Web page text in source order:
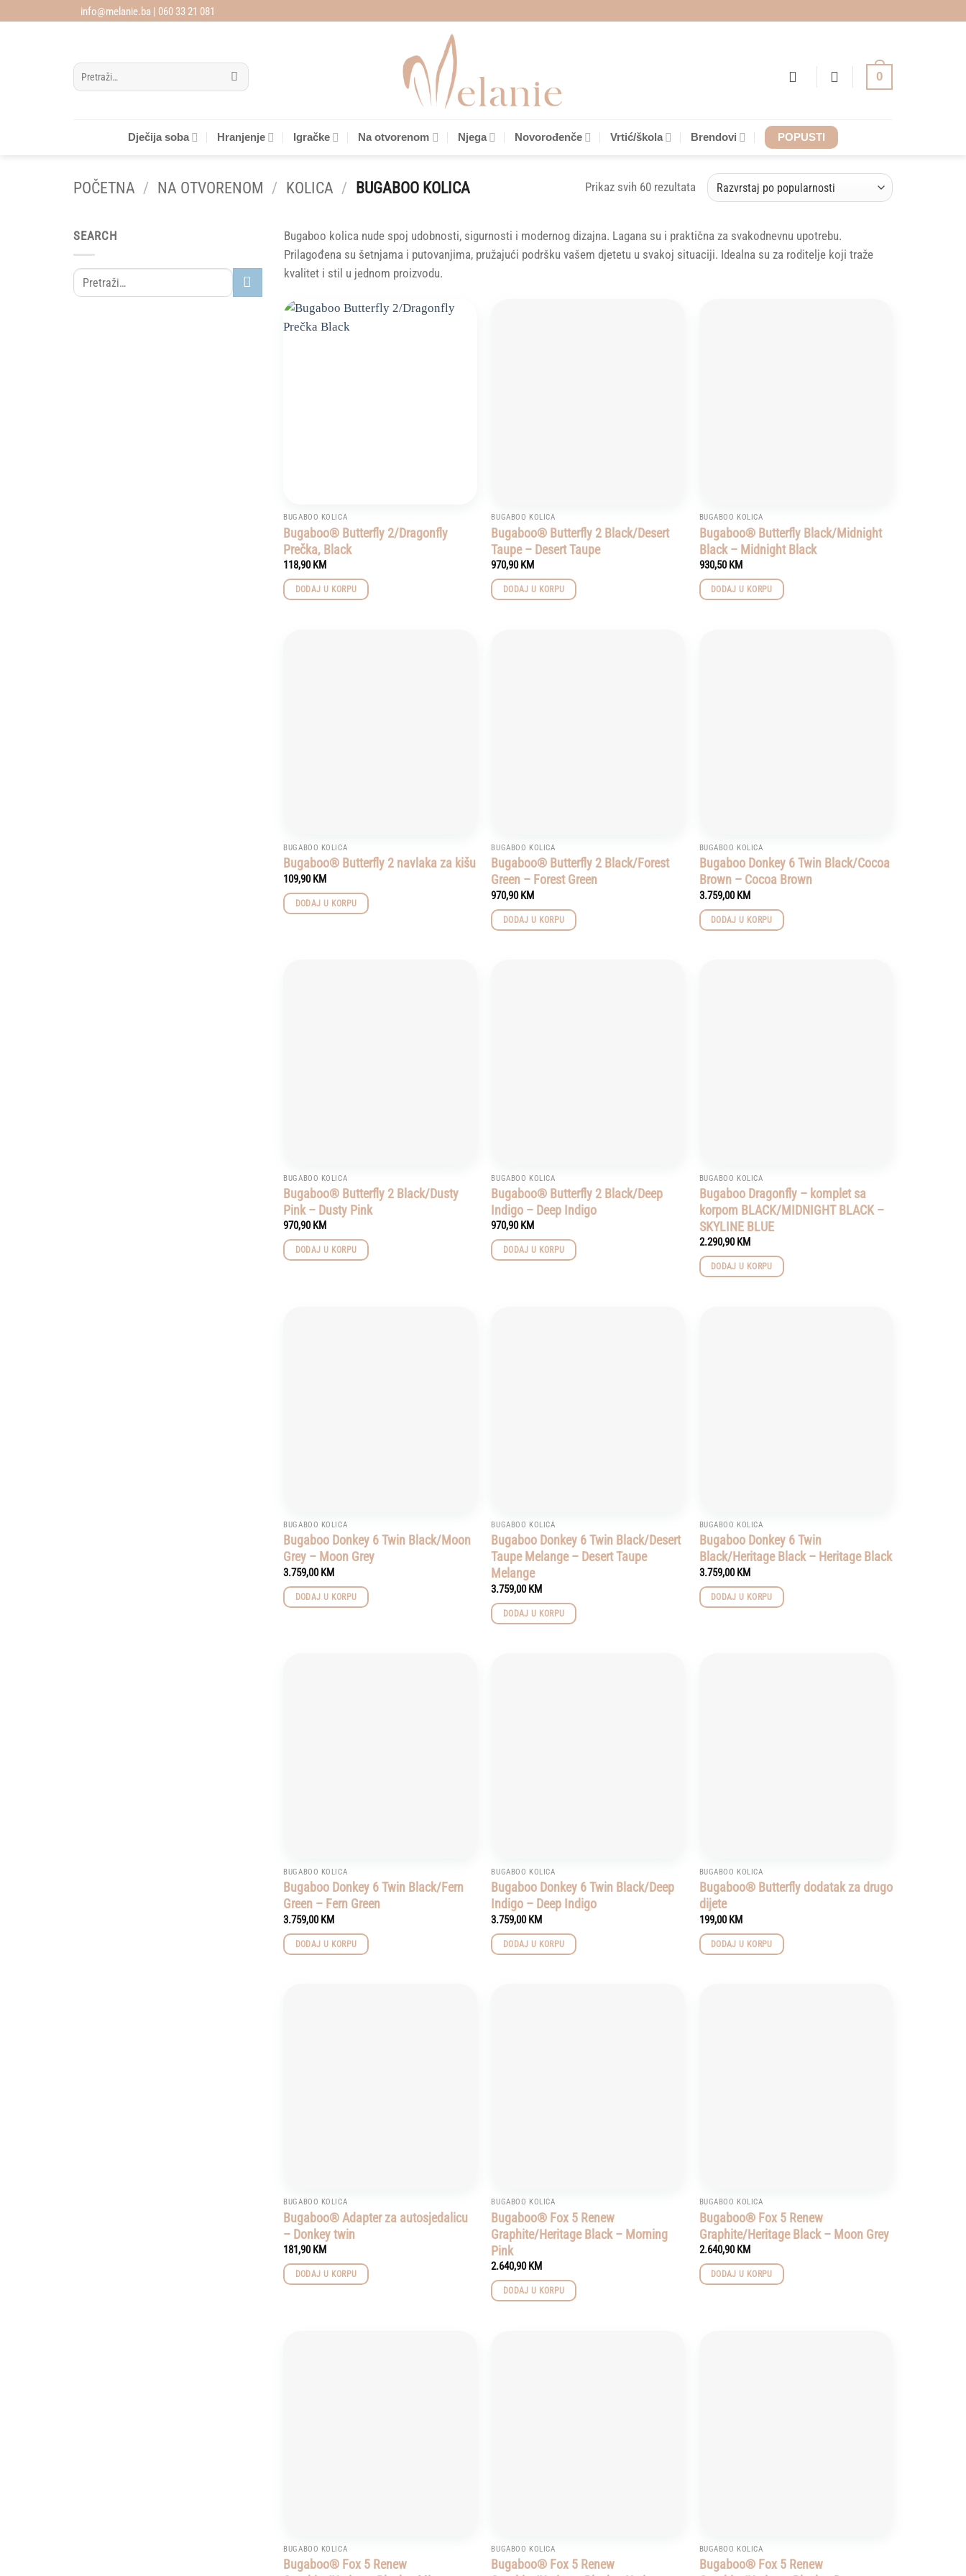
info@melanie.ba | 060 33 21 081
Pretraži:
0
Dječija soba Hranjenje Igračke Na otvorenom Njega Novorođenče Vrtić/škola Brendovi POPUSTI
POČETNA / NA OTVORENOM / KOLICA / BUGABOO KOLICA Prikaz svih 60 rezultataSorted
SEARCH
Bugaboo kolica nude spoj udobnosti, sigurnosti i modernog dizajna. Lagana su i praktična za svakodnevnu upotrebu.
Prilagođena su šetnjama i putovanjima, pružajući podršku vašem djetetu u svakoj situaciji. Idealna su za roditelje koji traže
kvalitet i stil u jednom proizvodu.
BUGABOO KOLICA
Bugaboo® Butterfly 2/Dragonfly
Prečka, Black
118,90KM
DODAJ U KORPU
BUGABOO KOLICA
Bugaboo® Butterfly 2 Black/Desert
Taupe – Desert Taupe
970,90KM
DODAJ U KORPU
BUGABOO KOLICA
Bugaboo® Butterfly Black/Midnight
Black – Midnight Black
930,50KM
DODAJ U KORPU
BUGABOO KOLICA
Bugaboo® Butterfly 2 navlaka za kišu
109,90KM
DODAJ U KORPU
BUGABOO KOLICA
Bugaboo® Butterfly 2 Black/Forest
Green – Forest Green
970,90KM
DODAJ U KORPU
BUGABOO KOLICA
Bugaboo Donkey 6 Twin Black/Cocoa
Brown – Cocoa Brown
3.759,00KM
DODAJ U KORPU
BUGABOO KOLICA
Bugaboo® Butterfly 2 Black/Dusty
Pink – Dusty Pink
970,90KM
DODAJ U KORPU
BUGABOO KOLICA
Bugaboo® Butterfly 2 Black/Deep
Indigo – Deep Indigo
970,90KM
DODAJ U KORPU
BUGABOO KOLICA
Bugaboo Dragonfly – komplet sa
korpom BLACK/MIDNIGHT BLACK –
SKYLINE BLUE
2.290,90KM
DODAJ U KORPU
BUGABOO KOLICA
Bugaboo Donkey 6 Twin Black/Moon
Grey – Moon Grey
3.759,00KM
DODAJ U KORPU
BUGABOO KOLICA
Bugaboo Donkey 6 Twin Black/Desert
Taupe Melange – Desert Taupe
Melange
3.759,00KM
DODAJ U KORPU
BUGABOO KOLICA
Bugaboo Donkey 6 Twin
Black/Heritage Black – Heritage Black
3.759,00KM
DODAJ U KORPU
BUGABOO KOLICA
Bugaboo Donkey 6 Twin Black/Fern
Green – Fern Green
3.759,00KM
DODAJ U KORPU
BUGABOO KOLICA
Bugaboo Donkey 6 Twin Black/Deep
Indigo – Deep Indigo
3.759,00KM
DODAJ U KORPU
BUGABOO KOLICA
Bugaboo® Butterfly dodatak za drugo
dijete
199,00KM
DODAJ U KORPU
BUGABOO KOLICA
Bugaboo® Adapter za autosjedalicu
– Donkey twin
181,90KM
DODAJ U KORPU
BUGABOO KOLICA
Bugaboo® Fox 5 Renew
Graphite/Heritage Black – Morning
Pink
2.640,90KM
DODAJ U KORPU
BUGABOO KOLICA
Bugaboo® Fox 5 Renew
Graphite/Heritage Black – Moon Grey
2.640,90KM
DODAJ U KORPU
BUGABOO KOLICA
Bugaboo® Fox 5 Renew
BUGABOO KOLICA
Bugaboo® Fox 5 Renew
BUGABOO KOLICA
Bugaboo® Fox 5 Renew